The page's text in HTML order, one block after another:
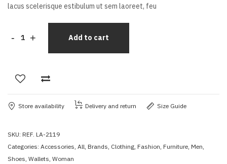
lacus scelerisque estibulum ut sem laoreet, feu
- + Add to cart
Store availability Delivery and return Size Guide
SKU: REF. LA-2119
Categories: Accessories, All, Brands, Clothing, Fashion, Furniture, Men,
Shoes, Wallets, Woman